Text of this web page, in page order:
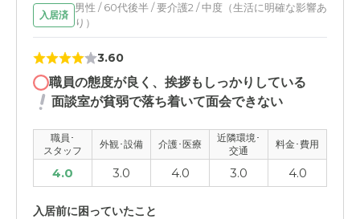
職員・スタッフ・他入居者の雰囲気について
施設スタッフについては前述の通り本人が断っても時間や
外観・内装・居室・設備について
とくに可もなく不可もなくですが、清掃が行き届いている
ような印象でよいと思います。
介護医療サービスについて
医療サービスについてはこれまで本人の体調に悪い変化は
入居済
男性 / 60代後半 / 要介護2 / 中度（生活に明確な影響あ
り）
3.60
職員の態度が良く、挨拶もしっかりしている
面談室が貧弱で落ち着いて面会できない
職員･
スタッフ
外観･設備 介護･医療
近隣環境･
交通
料金･費用
4.0 3.0 4.0 3.0 4.0
入居前に困っていたこと